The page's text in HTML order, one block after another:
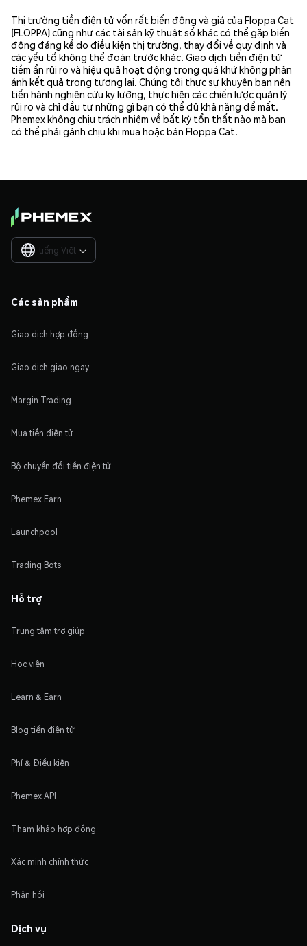
Thị trường tiền điện tử vốn rất biến động và giá của Floppa Cat
(FLOPPA) cũng như các tài sản kỹ thuật số khác có thể gặp biến
động đáng kể do điều kiện thị trường, thay đổi về quy định và
các yếu tố không thể đoán trước khác. Giao dịch tiền điện tử
tiềm ẩn rủi ro và hiệu quả hoạt động trong quá khứ không phản
ánh kết quả trong tương lai. Chúng tôi thực sự khuyên bạn nên
tiến hành nghiên cứu kỹ lưỡng, thực hiện các chiến lược quản lý
rủi ro và chỉ đầu tư những gì bạn có thể đủ khả năng để mất.
Phemex không chịu trách nhiệm về bất kỳ tổn thất nào mà bạn
có thể phải gánh chịu khi mua hoặc bán Floppa Cat.
tiếng Việt 
Các sản phẩm
Giao dịch hợp đồng
Giao dịch giao ngay
Margin Trading
Mua tiền điện tử
Bộ chuyển đổi tiền điện tử
Phemex Earn
Launchpool
Trading Bots
Hỗ trợ
Trung tâm trợ giúp
Học viện
Learn & Earn
Blog tiền điện tử
Phí & Điều kiện
Phemex API
Tham khảo hợp đồng
Xác minh chính thức
Phản hồi
Dịch vụ